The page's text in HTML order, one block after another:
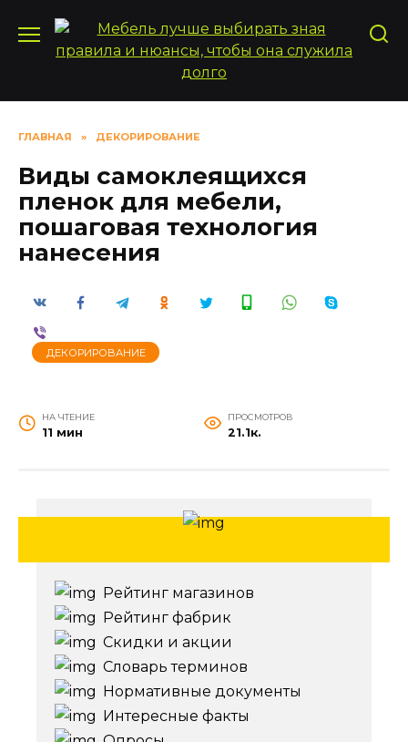
содержанию
ГЛАВНАЯ » ДЕКОРИРОВАНИЕ
Виды самоклеящихся
пленок для мебели,
пошаговая технология
нанесения
ДЕКОРИРОВАНИЕ
НА ЧТЕНИЕ
11 мин
ПРОСМОТРОВ
21.1к.
Рейтинг магазинов
Рейтинг фабрик
Скидки и акции
Словарь терминов
Нормативные документы
Интересные факты